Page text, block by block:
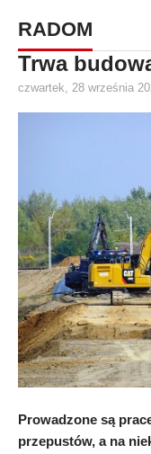
RADOM
Trwa
czwartek, 28 września
Prowadzone są
przepustów, a na